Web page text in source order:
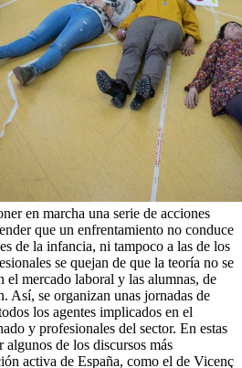
en marcha una serie de acciones
que un enfrentamiento no conduce
de la infancia, ni tampoco a las de los
se quejan de que la teoría no se
el mercado laboral y las alumnas, de
Así, se organizan unas jornadas de
los agentes implicados en el
y profesionales del sector. En estas
algunos de los discursos más
activa de España, como el de Vicenç